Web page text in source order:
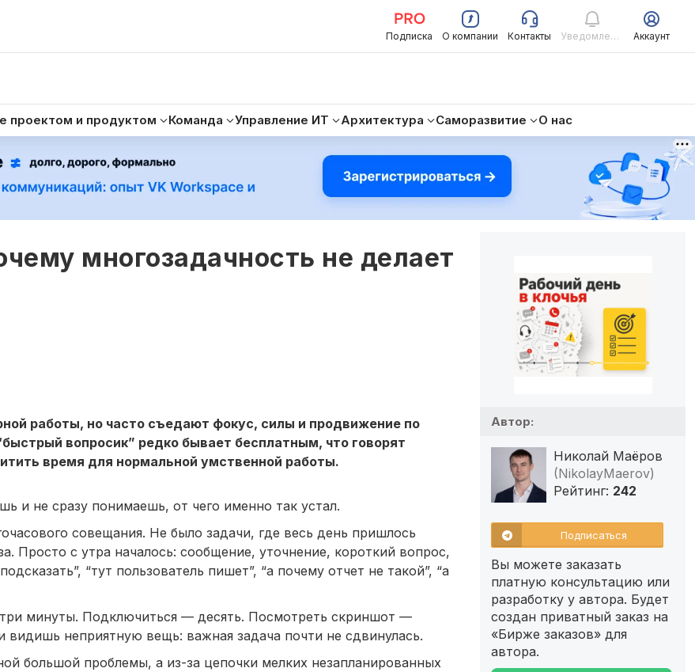
Подписка О компании Контакты Уведомления Аккаунт
проектом и продуктом Команда Управление ИТ Архитектура Саморазвитие О нас
многозадачность не делает
работы, но часто съедают фокус, силы и продвижение по
вопросик” редко бывает бесплатным, что говорят
время для нормальной умственной работы.
и не сразу понимаешь, от чего именно так устал.
совещания. Не было задачи, где весь день пришлось
Просто с утра началось: сообщение, уточнение, короткий вопрос,
“тут пользователь пишет”, “а почему отчет не такой”, “а
минуты. Подключиться — десять. Посмотреть скриншот —
неприятную вещь: важная задача почти не сдвинулась.
большой проблемы, а из-за цепочки мелких незапланированных
Автор:
Николай Маёров
(NikolayMaerov)
Рейтинг: 242
Подписаться
Вы можете заказать
платную консультацию или
разработку у автора. Будет
создан приватный заказ на
«Бирже заказов» для
автора.